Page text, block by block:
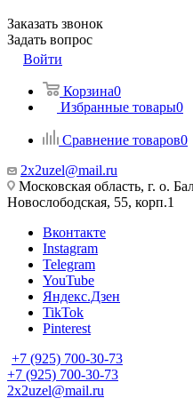
Заказать звонок
Задать вопрос
Войти
Корзина0
Избранные товары0
Сравнение товаров0
2x2uzel@mail.ru
Московская область, г. о.
Новослободская, 55, корп.1
Вконтакте
Instagram
Telegram
YouTube
Яндекс.Дзен
TikTok
Pinterest
+7 (925) 700-30-73
+7 (925) 700-30-73
2x2uzel@mail.ru